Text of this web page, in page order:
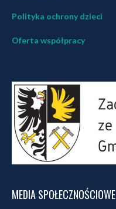
Polityka ochrony dzieci
Oferta współpracy
MEDIA SPOŁECZNOŚCIOWE